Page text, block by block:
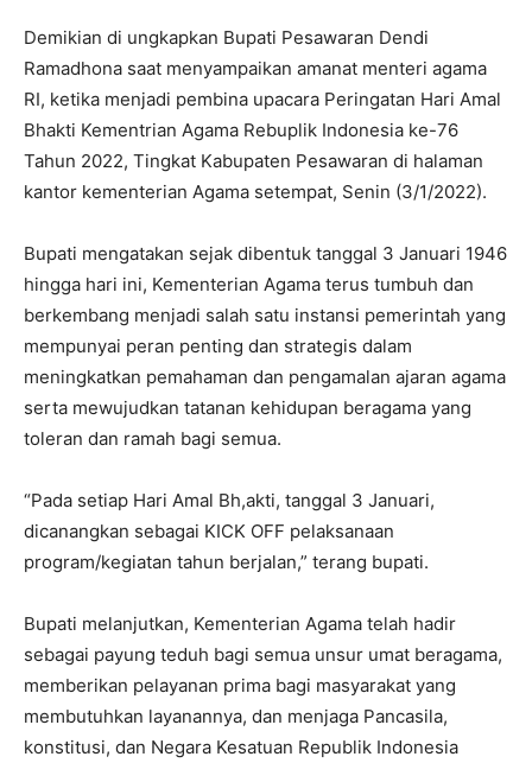
Demikian di ungkapkan Bupati Pesawaran Dendi
Ramadhona saat menyampaikan amanat menteri agama
RI, ketika menjadi pembina upacara Peringatan Hari Amal
Bhakti Kementrian Agama Rebuplik Indonesia ke-76
Tahun 2022, Tingkat Kabupaten Pesawaran di halaman
kantor kementerian Agama setempat, Senin (3/1/2022).
Bupati mengatakan sejak dibentuk tanggal 3 Januari 1946
hingga hari ini, Kementerian Agama terus tumbuh dan
berkembang menjadi salah satu instansi pemerintah yang
mempunyai peran penting dan strategis dalam
meningkatkan pemahaman dan pengamalan ajaran agama
serta mewujudkan tatanan kehidupan beragama yang
toleran dan ramah bagi semua.
“Pada setiap Hari Amal Bh,akti, tanggal 3 Januari,
dicanangkan sebagai KICK OFF pelaksanaan
program/kegiatan tahun berjalan,” terang bupati.
Bupati melanjutkan, Kementerian Agama telah hadir
sebagai payung teduh bagi semua unsur umat beragama,
memberikan pelayanan prima bagi masyarakat yang
membutuhkan layanannya, dan menjaga Pancasila,
konstitusi, dan Negara Kesatuan Republik Indonesia